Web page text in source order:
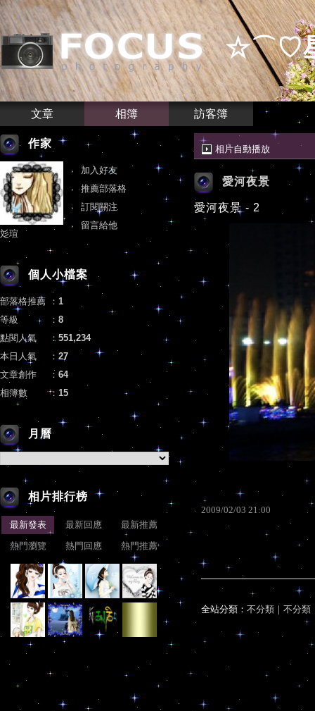
☆⌒♡
文章 相簿 訪客簿
相片自動播放
愛河夜景
愛河夜景 - 2
2009/02/03 21:00
全站分類： 不分類 ｜ 不分類
作家
加入好友
推薦部落格
訂閱關注
留言給他
彣瑄
個人小檔案
部落格推薦 ： 1
等級
： 8
點閱人氣
： 551,234
本日人氣
： 27
文章創作
： 64
相簿數
： 15
月曆
相片排行榜
最新發表 最新回應
最新推薦
熱門瀏覽
熱門回應 熱門推薦